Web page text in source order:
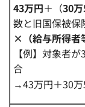
43万円＋（30
数と旧国保被保
×（給与所得者
【例】対象者
合
→43万円＋30